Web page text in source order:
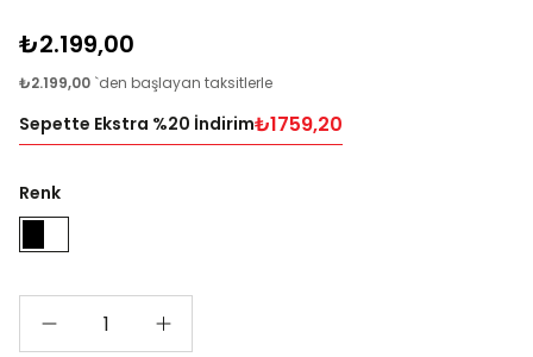
₺2.199,00
₺2.199,00 `den başlayan taksitlerle
Sepette Ekstra %20 İndirim₺1759,20
Renk